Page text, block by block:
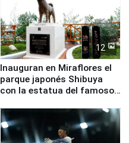
12
Inauguran en Miraflores el
parque japonés Shibuya
con la estatua del famoso